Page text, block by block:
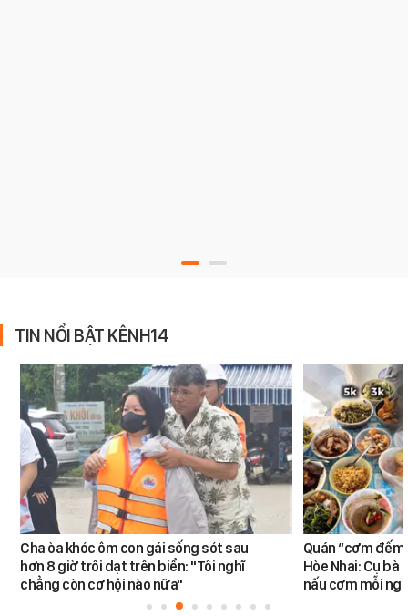
TIN NỔI BẬT KÊNH14
Cha òa khóc ôm con gái sống sót sau
hơn 8 giờ trôi dạt trên biển: "Tôi nghĩ
chẳng còn cơ hội nào nữa"
Quán “cơm
Hòe Nhai: Cụ
nấu cơm mỗi